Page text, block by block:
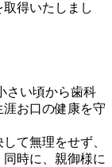
取得いたしまし
お口の健康を守
て無理をせず、
時に、親御様に